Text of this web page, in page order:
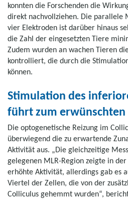
konnten die Forschenden die
direkt nachvollziehen. Die parallele
vier Elektroden ist darüber hinaus
die Zahl der eingesetzten Tiere
Zudem wurden an wachen Tieren
kontrolliert, die durch die
können.
Stimulation des
führt zum erwünschten
Die optogenetische Reizung im
überwiegend die zu erwartende
Aktivität aus. „Die gleichzeitige
gelegenen MLR-Region zeigte in
erhöhte Aktivität, allerdings gab es
Viertel der Zellen, die von der
Colliculus gehemmt wurden“,